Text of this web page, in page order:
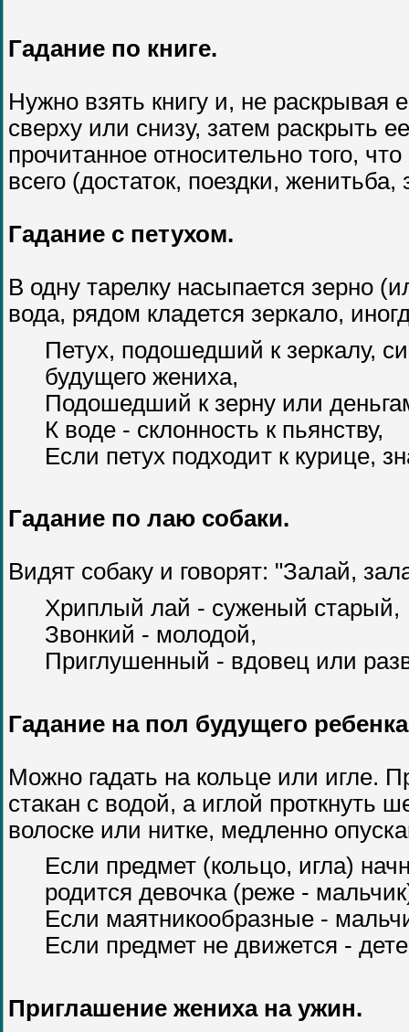
Гадание по книге.
Нужно взять книгу и, не раскрывая
сверху или снизу, затем раскрыть
прочитанное относительно того,
всего (достаток, поездки, женитьба,
Гадание с петухом.
В одну тарелку насыпается зерно
вода, рядом кладется зеркало,
Петух, подошедший к зеркалу,
будущего жениха,
Подошедший к зерну или
К воде - склонность к пьянству,
Если петух подходит к курице,
Гадание по лаю собаки.
Видят собаку и говорят: "Залай,
Хриплый лай - суженый старый,
Звонкий - молодой,
Приглушенный - вдовец или
Гадание на пол будущего
Можно гадать на кольце или игле.
стакан с водой, а иглой проткнуть
волоске или нитке, медленно
Если предмет (кольцо, игла)
родится девочка (реже -
Если маятникообразные -
Если предмет не движется -
Приглашение жениха на ужин.